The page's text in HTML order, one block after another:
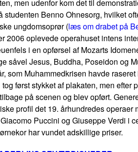
men udenfor kom det til
studenten Benno Ohnesorg, hvilket
ungdomsoprør (læs om drabet på
2006 oplevede operahuset intens
i en opførsel af Mozarts
såvel Jesus, Buddha, Poseidon og
som Muhammedkrisen havde
først stykket af plakaten, men efter
på scenen og blev opført.
profil det 19. århundredes operaer
Puccini og Giuseppe Verdi i
har vundet adskillige priser.